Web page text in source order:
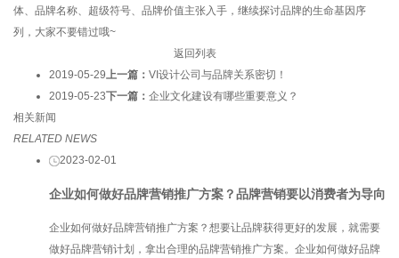
体、品牌名称、超级符号、品牌价值主张入手，继续探讨品牌的生命基因序
列，大家不要错过哦~
返回列表
2019-05-29上一篇： VI设计公司与品牌关系密切！
2019-05-23下一篇： 企业文化建设有哪些重要意义？
相关新闻
RELATED NEWS
2023-02-01
企业如何做好品牌营销推广方案？品牌营销要以消费者为导向
企业如何做好品牌营销推广方案？想要让品牌获得更好的发展，就需要
做好品牌营销计划，拿出合理的品牌营销推广方案。企业如何做好品牌